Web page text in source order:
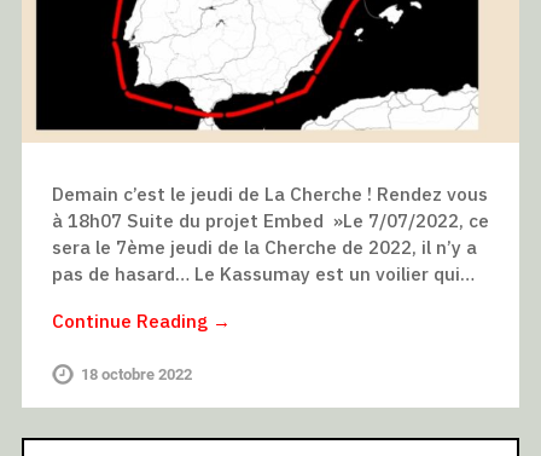
Demain c’est le jeudi de La Cherche ! Rendez vous
à 18h07 Suite du projet Embed »Le 7/07/2022, ce
sera le 7ème jeudi de la Cherche de 2022, il n’y a
pas de hasard… Le Kassumay est un voilier qui…
Continue Reading →
18 octobre 2022